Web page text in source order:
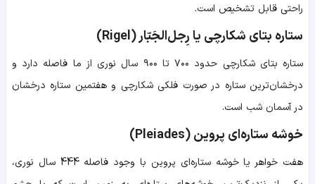
راحتی قابل تشخیص است.
ستاره بتای شکارچی یا رِجل‌الجَبّار (Rigel)
ستاره بتای شکارچی حدود ۷۰۰ تا ۹۰۰ سال نوری از ما فاصله دارد و
درخشان‌ترین ستاره در صورت فلکی شکارچی و هفتمین ستاره‌ درخشان
در آسمان شب است.
خوشه‌ ستاره‌ای پروین (Pleiades)
هفت خواهر یا خوشه‌ ستاره‌ای پروین با وجود فاصله 444 سال نوری،